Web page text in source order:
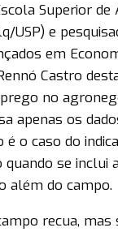
Superior
USP) e
em
Castro
no
apenas os
o caso do
quando se inclui
além do campo.
recua, mas